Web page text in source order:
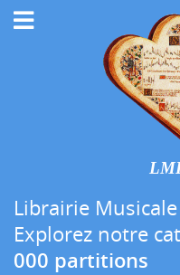
Librairie
Explorez notre
000 partitions